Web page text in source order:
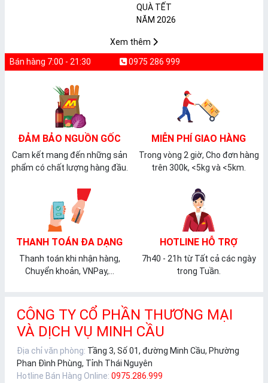
Xem thêm
Bán hàng 7:00 - 21:30 0975 286 999
ĐẢM BẢO NGUỒN GỐC
Cam kết mang đến những sản
phẩm có chất lượng hàng đầu.
MIỄN PHÍ GIAO HÀNG
Trong vòng 2 giờ, Cho đơn hàng
trên 300k, <5kg và <5km.
THANH TOÁN ĐA DẠNG
Thanh toán khi nhận hàng,
Chuyển khoản, VNPay,...
HOTLINE HỖ TRỢ
7h40 - 21h từ Tất cả các ngày
trong Tuần.
CÔNG TY CỔ PHẦN THƯƠNG MẠI
VÀ DỊCH VỤ MINH CẦU
Địa chỉ văn phòng: Tầng 3, Số 01, đường Minh Cầu, Phường
Phan Đình Phùng, Tỉnh Thái Nguyên
Hotline Bán Hàng Online: 0975.286.999